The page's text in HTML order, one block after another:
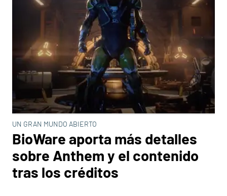
UN GRAN MUNDO ABIERTO
BioWare aporta más detalles
sobre Anthem y el contenido
tras los créditos